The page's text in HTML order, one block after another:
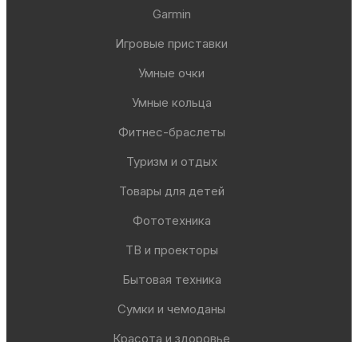
Garmin
Игровые приставки
Умные очки
Умные кольца
Фитнес-браслеты
Туризм и отдых
Товары для детей
Фототехника
ТВ и проекторы
Бытовая техника
Сумки и чемоданы
Красота и здоровье